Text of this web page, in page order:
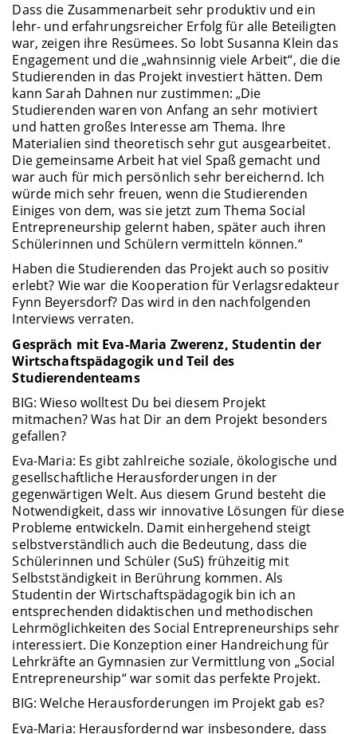
Dass die Zusammenarbeit sehr produktiv und ein
lehr- und erfahrungsreicher Erfolg für alle Beteiligten
war, zeigen ihre Resümees. So lobt Susanna Klein das
Engagement und die „wahnsinnig viele Arbeit“, die die
Studierenden in das Projekt investiert hätten. Dem
kann Sarah Dahnen nur zustimmen: „Die
Studierenden waren von Anfang an sehr motiviert
und hatten großes Interesse am Thema. Ihre
Materialien sind theoretisch sehr gut ausgearbeitet.
Die gemeinsame Arbeit hat viel Spaß gemacht und
war auch für mich persönlich sehr bereichernd. Ich
würde mich sehr freuen, wenn die Studierenden
Einiges von dem, was sie jetzt zum Thema Social
Entrepreneurship gelernt haben, später auch ihren
Schülerinnen und Schülern vermitteln können.“
Haben die Studierenden das Projekt auch so positiv
erlebt? Wie war die Kooperation für Verlagsredakteur
Fynn Beyersdorf? Das wird in den nachfolgenden
Interviews verraten.
Gespräch mit Eva-Maria Zwerenz, Studentin der
Wirtschaftspädagogik und Teil des
Studierendenteams
BIG: Wieso wolltest Du bei diesem Projekt
mitmachen? Was hat Dir an dem Projekt besonders
gefallen?
Eva-Maria: Es gibt zahlreiche soziale, ökologische und
gesellschaftliche Herausforderungen in der
gegenwärtigen Welt. Aus diesem Grund besteht die
Notwendigkeit, dass wir innovative Lösungen für diese
Probleme entwickeln. Damit einhergehend steigt
selbstverständlich auch die Bedeutung, dass die
Schülerinnen und Schüler (SuS) frühzeitig mit
Selbstständigkeit in Berührung kommen. Als
Studentin der Wirtschaftspädagogik bin ich an
entsprechenden didaktischen und methodischen
Lehrmöglichkeiten des Social Entrepreneurships sehr
interessiert. Die Konzeption einer Handreichung für
Lehrkräfte an Gymnasien zur Vermittlung von „Social
Entrepreneurship“ war somit das perfekte Projekt.
BIG: Welche Herausforderungen im Projekt gab es?
Eva-Maria: Herausfordernd war insbesondere, dass